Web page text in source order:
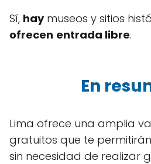
Sí, haymuseos y sitios
ofrecen entrada libre.
En
Lima ofrece una amplia
gratuitos que te
sin necesidad de realizar